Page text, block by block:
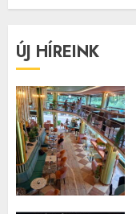
ÚJ HÍREINK